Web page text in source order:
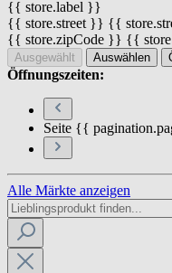
{{ store.label }}
{{ store.street }} {{
{{ store.zipCode }} {{
Ausgewählt Auswählen
Öffnungszeiten:
Seite {{
Alle Märkte anzeigen